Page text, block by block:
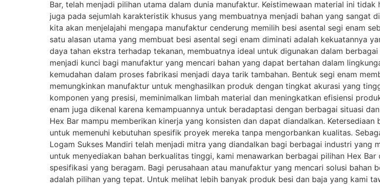
Bar, telah menjadi pilihan utama dalam dunia manufaktur. Keistimewaan material ini
juga pada sejumlah karakteristik khusus yang membuatnya menjadi bahan yang sangat
kita akan menjelajahi mengapa manufaktur cenderung memilih besi asental segi enam
satu alasan utama yang membuat besi asental segi enam diminati adalah kekuatannya
daya tahan ekstra terhadap tekanan, membuatnya ideal untuk digunakan dalam
menjadi kunci bagi manufaktur yang mencari bahan yang dapat bertahan dalam
kemudahan dalam proses fabrikasi menjadi daya tarik tambahan. Bentuk segi enam
memungkinkan manufaktur untuk menghasilkan produk dengan tingkat akurasi yang
komponen yang presisi, meminimalkan limbah material dan meningkatkan efisiensi
enam juga dikenal karena kemampuannya untuk beradaptasi dengan berbagai situasi
Hex Bar mampu memberikan kinerja yang konsisten dan dapat diandalkan.
untuk memenuhi kebutuhan spesifik proyek mereka tanpa mengorbankan kualitas.
Logam Sukses Mandiri telah menjadi mitra yang diandalkan bagi berbagai industri yang
untuk menyediakan bahan berkualitas tinggi, kami menawarkan berbagai pilihan Hex
spesifikasi yang beragam. Bagi perusahaan atau manufaktur yang mencari solusi bahan
adalah pilihan yang tepat. Untuk melihat lebih banyak produk besi dan baja yang kami